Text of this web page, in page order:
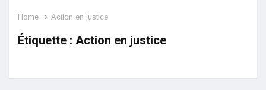
Home Action en justice
Étiquette : Action en justice